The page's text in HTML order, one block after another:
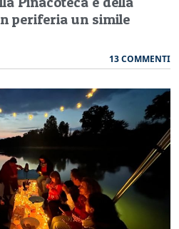
periferia un simile
13 COMMENTI